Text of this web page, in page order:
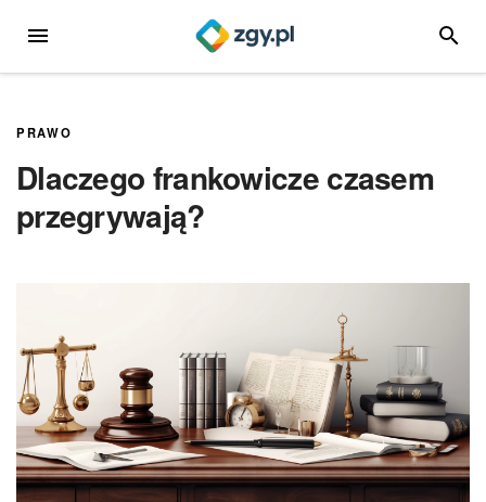
MENU
PRAWO
Dlaczego frankowicze czasem
przegrywają?